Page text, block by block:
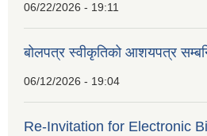
06/22/2026 - 19:11
बोलपत्र स्वीकृतिको आशयपत्र
06/12/2026 - 19:04
Re-Invitation for Electronic